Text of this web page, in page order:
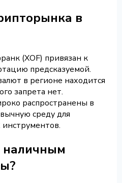
в
(XOF) привязан к
предсказуемой.
в регионе находится
запрета нет.
распространены в
среду для
наличным